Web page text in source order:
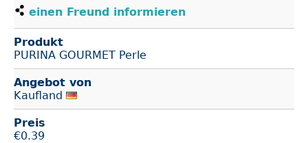
einen Freund informieren
Produkt
PURINA GOURMET Perle
Angebot von
Kaufland
Preis
€0.39